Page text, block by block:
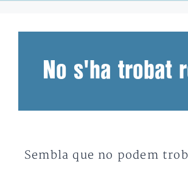
No s'ha trobat
Sembla que no podem